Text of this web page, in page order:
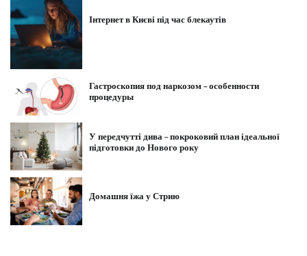
Інтернет в Києві під час блекаутів
Гастроскопия под наркозом – особенности
процедуры
У передчутті дива – покроковий план ідеальної
підготовки до Нового року
Домашня їжа у Стрию